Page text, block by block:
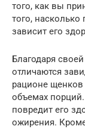
того, как вы
того,
зависит его
Благодаря
отличаются
рационе щенков
объемах
повредит его
ожирения.